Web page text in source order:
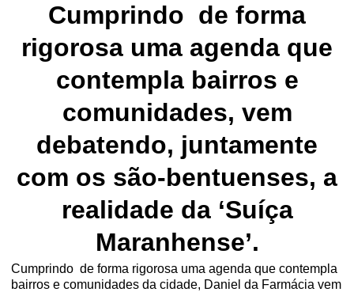
Cumprindo de forma
rigorosa uma agenda que
contempla bairros e
comunidades, vem
debatendo, juntamente
com os são-bentuenses, a
realidade da ‘Suíça
Maranhense’.
Cumprindo de forma rigorosa uma agenda que contempla
bairros e comunidades da cidade, Daniel da Farmácia vem